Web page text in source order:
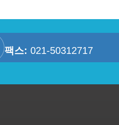
팩스: 021-50312717